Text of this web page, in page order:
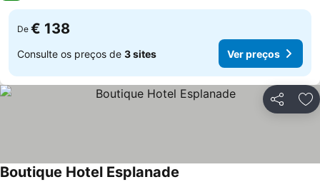
De € 138
Consulte os preços de 3 sites Ver preços
Partilhar
Boutique Hotel Esplanade